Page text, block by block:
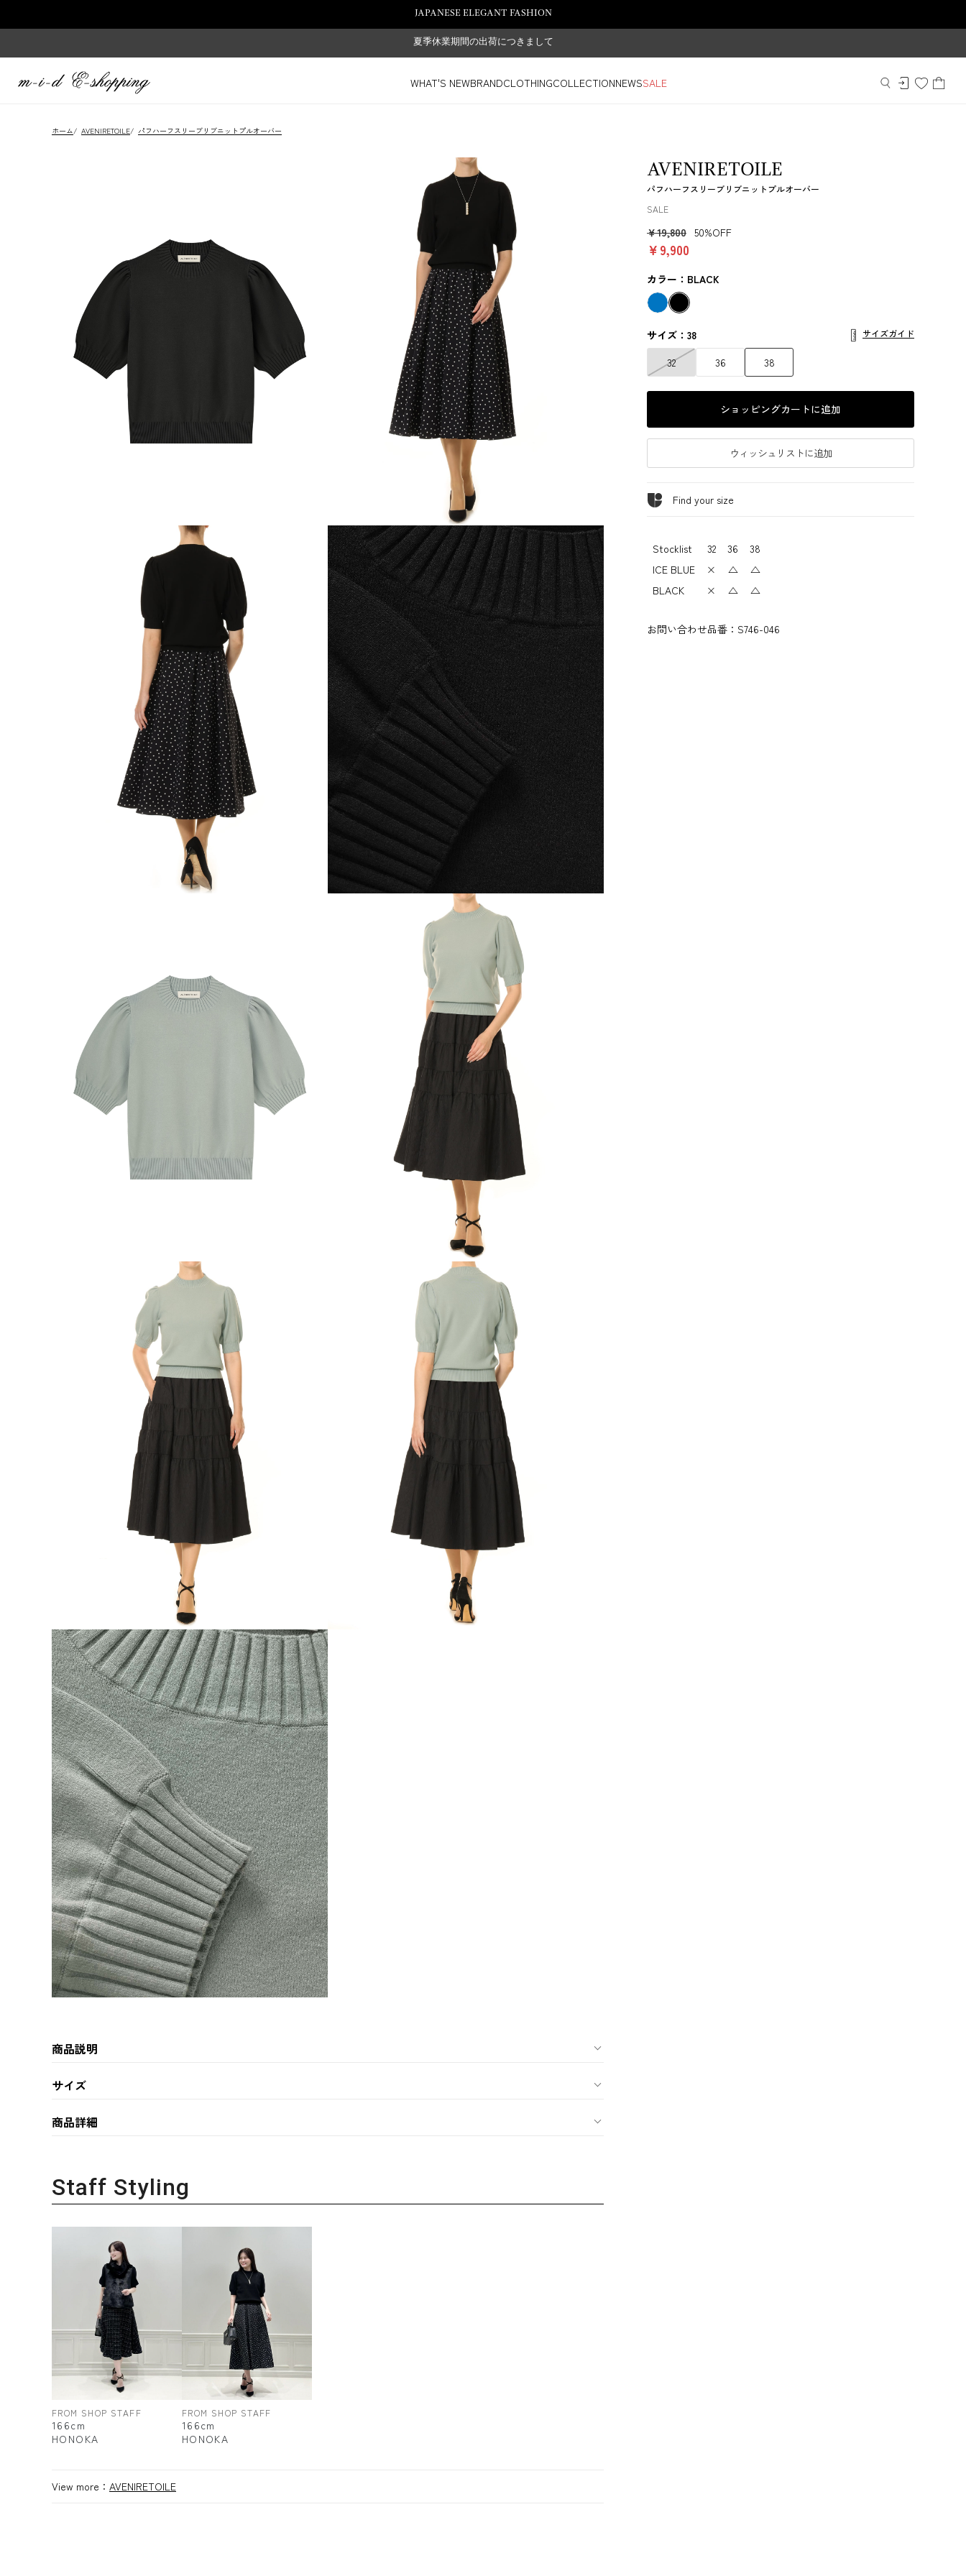
JAPANESE ELEGANT FASHION
夏季休業期間の出荷につきまして
WHAT'S NEWBRANDCLOTHINGCOLLECTIONNEWSSALE
ホーム/ AVENIRETOILE/ パフハーフスリーブリブニットプルオーバー
AVENIRETOILE
パフハーフスリーブリブニットプルオーバー
SALE
￥19,800 50%OFF
￥9,900
カラー：BLACK
サイズ：38 サイズガイド
32 36 38
ショッピングカートに追加
ウィッシュリストに追加
Find your size
Stocklist 32 36
38
ICE BLUE
× △
△
BLACK
× △ △
お問い合わせ品番： S746-046
商品説明
サイズ
商品詳細
Staff Styling
FROM SHOP STAFF
166cm
HONOKA
FROM SHOP STAFF
166cm
HONOKA
View more： AVENIRETOILE